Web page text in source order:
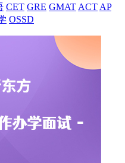
CET GRE GMAT ACT AP
OSSD